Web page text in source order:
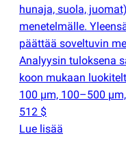
hunaja, suola,
menetelmälle.
päättää soveltuvin
Analyysin tuloksena
koon mukaan
100 µm, 100–500
512 $
Lue lisää